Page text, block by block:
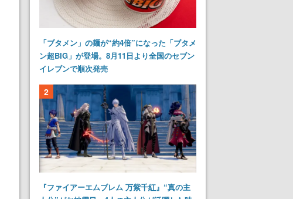
「ブタメン」の麺が“約4倍”になった「ブタメ
ン超BIG」が登場。8月11日より全国のセブン
イレブンで順次発売
2
『ファイアーエムブレム 万紫千紅』“真の主